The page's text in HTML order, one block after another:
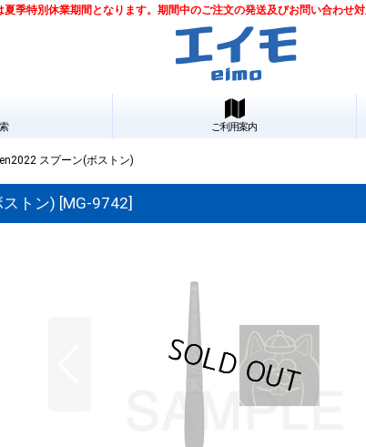
季特別休業期間となります。期間中のご注文の発送及びお問い合わせ
ご利用案内
スプーン(ボストン)
トン) [MG-9742]